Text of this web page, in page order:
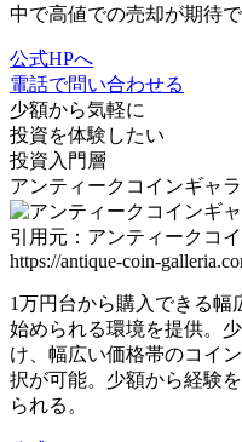
中で高値での売却が期待
公式HPへ
電話で問い合わせる
少額から気軽に
投資を体験したい
投資入門層
アンティークコインギャ
引用元：アンティークコ
https://antique-coin-
1万円台から購入できる幅
始められる環境を提供。
け、幅広い価格帯のコイ
択が可能。 少額から経験
られる 。